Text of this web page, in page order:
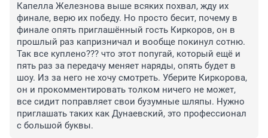
Капелла Железнова выше всяких похвал, жду их
финале, верю их победу. Но просто бесит, почему в
финале опять приглашённый гость Киркоров, он в
прошлый раз капризничал и вообще покинул сотню.
Так все куплено??? что этот попугай, который ещё и
пять раз за передачу меняет наряды, опять будет в
шоу. Из за него не хочу смотреть. Уберите Киркорова,
он и прокомментировать толком ничего не может,
все сидит поправляет свои бузумные шляпы. Нужно
приглашать таких как Дунаевский, это профессионал
с большой буквы.